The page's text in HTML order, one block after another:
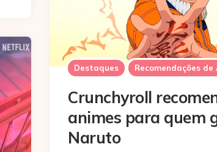
Destaques Recomendações de
Crunchyroll
animes para quem
Naruto